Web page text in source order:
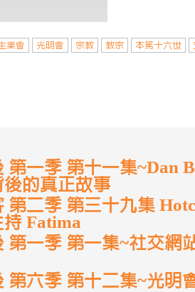
業會 光明會 宗教 教宗 本篤十六世
第一季 第十一集~Dan
後的真正故事
第二季 第三十九集
Fatima
第一季 第一集~社交網
第六季 第十二集~光明